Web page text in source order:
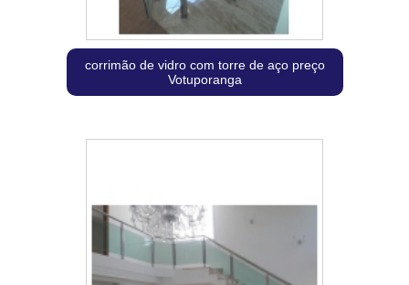
corrimão de vidro com torre de aço preço
Votuporanga